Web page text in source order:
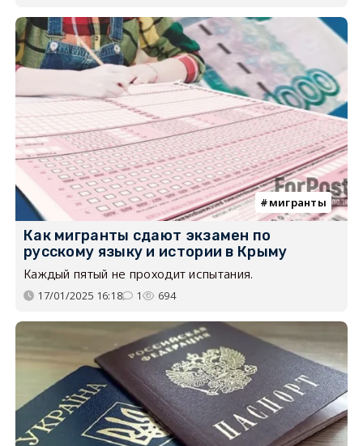
мигранты
Как мигранты сдают экзамен по
русскому языку и истории в Крыму
Каждый пятый не проходит испытания.
17/01/2025 16:18 1 694